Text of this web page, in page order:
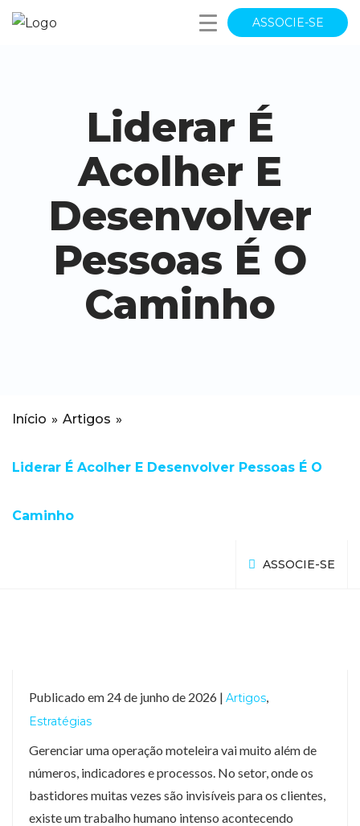
ASSOCIE-SE
Liderar É
Acolher E
Desenvolver
Pessoas É O
Caminho
Início » Artigos »
Liderar É Acolher E Desenvolver Pessoas É O
Caminho
ASSOCIE-SE
Publicado em 24 de junho de 2026 | Artigos,
Estratégias
Gerenciar uma operação moteleira vai muito além de
números, indicadores e processos. No setor, onde os
bastidores muitas vezes são invisíveis para os clientes,
existe um trabalho humano intenso acontecendo